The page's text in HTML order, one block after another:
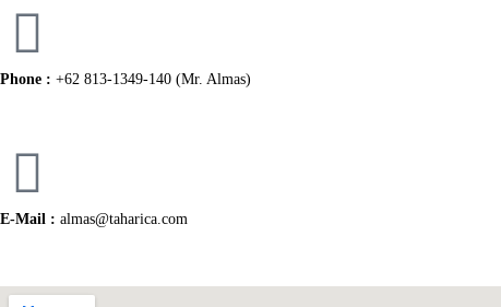
Phone : +62 813-1349-140 (Mr. Almas)
E-Mail : almas@taharica.com